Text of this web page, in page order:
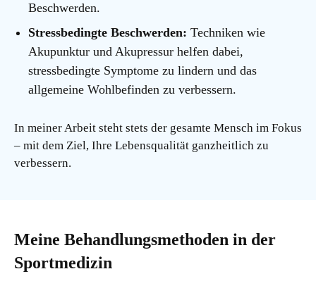
Beschwerden.
Stressbedingte Beschwerden: Techniken wie
Akupunktur und Akupressur helfen dabei,
stressbedingte Symptome zu lindern und das
allgemeine Wohlbefinden zu verbessern.
In meiner Arbeit steht stets der gesamte Mensch im Fokus
– mit dem Ziel, Ihre Lebensqualität ganzheitlich zu
verbessern.
Meine Behandlungsmethoden in der
Sportmedizin